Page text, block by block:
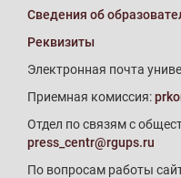
Сведения об
Реквизиты
Электронная почта
Приемная комиссия:
Отдел по связям с
press_centr@rgups.ru
По вопросам работы